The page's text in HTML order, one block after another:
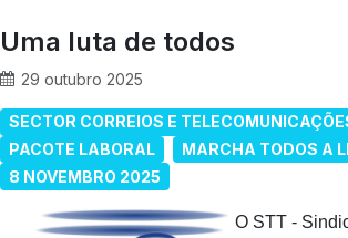
Uma luta de todos
29 outubro 2025
SECTOR CORREIOS E
PACOTE LABORAL
MARCHA TODOS A
8 NOVEMBRO 2025
O STT -